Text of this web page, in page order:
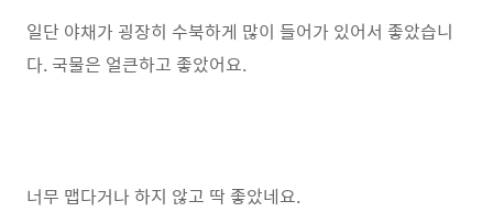
일단 야채가 굉장히 수북하게 많이 들어가 있어서 좋았습니
다. 국물은 얼큰하고 좋았어요.
너무 맵다거나 하지 않고 딱 좋았네요.